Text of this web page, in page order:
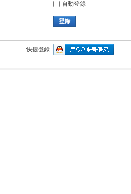
自動登錄
登錄
快捷登錄: